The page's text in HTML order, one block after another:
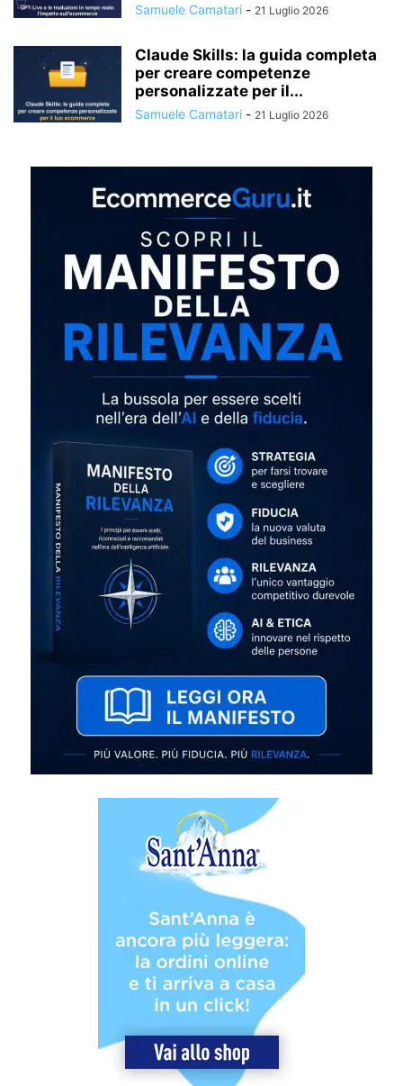
Samuele Camatari - 21 Luglio 2026
Claude Skills: la guida completa
per creare competenze
personalizzate per il...
Samuele Camatari - 21 Luglio 2026